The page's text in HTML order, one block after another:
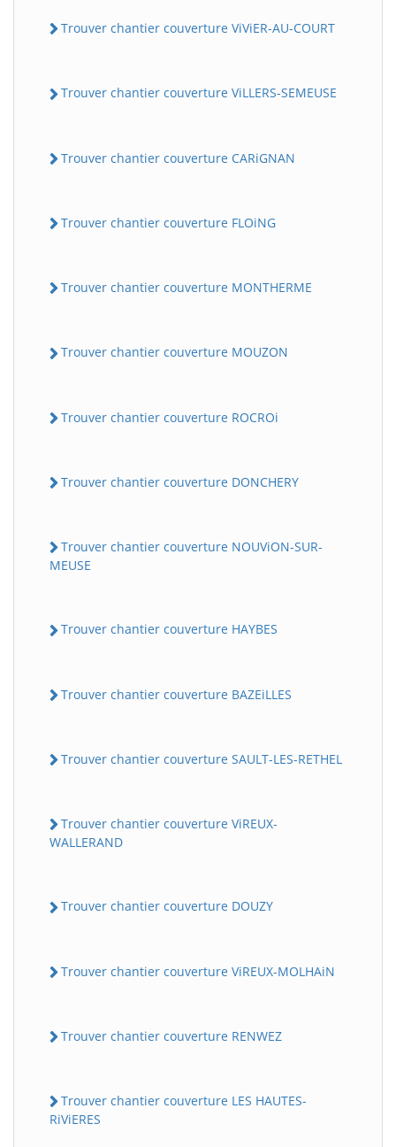
Trouver chantier couverture ViViER-AU-COURT
Trouver chantier couverture ViLLERS-SEMEUSE
Trouver chantier couverture CARiGNAN
Trouver chantier couverture FLOiNG
Trouver chantier couverture MONTHERME
Trouver chantier couverture MOUZON
Trouver chantier couverture ROCROi
Trouver chantier couverture DONCHERY
Trouver chantier couverture NOUViON-SUR-
MEUSE
Trouver chantier couverture HAYBES
Trouver chantier couverture BAZEiLLES
Trouver chantier couverture SAULT-LES-RETHEL
Trouver chantier couverture ViREUX-
WALLERAND
Trouver chantier couverture DOUZY
Trouver chantier couverture ViREUX-MOLHAiN
Trouver chantier couverture RENWEZ
Trouver chantier couverture LES HAUTES-
RiViERES